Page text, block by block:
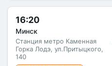
16:20
Минск
Станция метро Каменная
Горка Лодэ, ул.Притыцкого,
140